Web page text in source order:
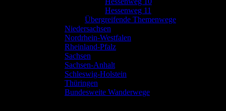
Hessenweg 11
Übergreifende Themenwege
Niedersachsen
Nordrhein-Westfalen
Rheinland-Pfalz
Sachsen
Sachsen-Anhalt
Schleswig-Holstein
Thüringen
Bundesweite Wanderwege